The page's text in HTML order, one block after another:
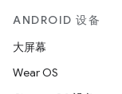
ANDROID 设备
大屏幕
Wear OS